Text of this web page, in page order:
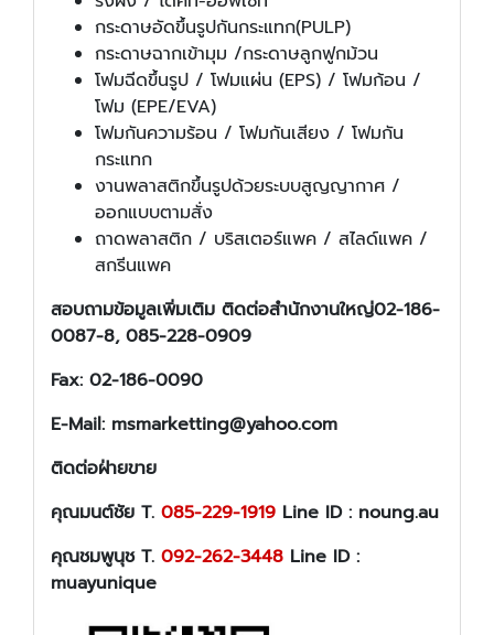
กระดาษอัดขึ้นรูปกันกระแทก(PULP)
กระดาษฉากเข้ามุม /กระดาษลูกฟูกม้วน
โฟมฉีดขึ้นรูป / โฟมแผ่น (EPS) / โฟมก้อน /
โฟม (EPE/EVA)
โฟมกันความร้อน / โฟมกันเสียง / โฟมกัน
กระแทก
งานพลาสติกขึ้นรูปด้วยระบบสูญญากาศ /
ออกแบบตามสั่ง
ถาดพลาสติก / บริสเตอร์แพค / สไลด์แพค /
สกรีนแพค
สอบถามข้อมูลเพิ่มเติม ติดต่อสำนักงานใหญ่02-186-
0087-8, 085-228-0909
Fax: 02-186-0090
E-Mail: msmarketting@yahoo.com
ติดต่อฝ่ายขาย
คุณมนต์ชัย T. 085-229-1919 Line ID : noung.au
คุณชมพูนุช T. 092-262-3448 Line ID :
muayunique